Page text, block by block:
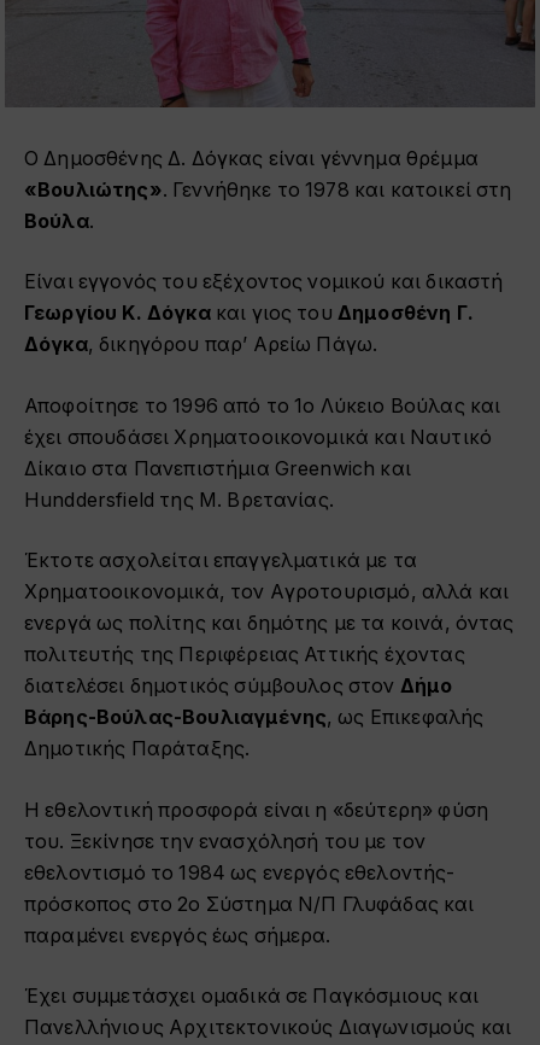
Ο Δημοσθένης Δ. Δόγκας είναι γέννημα θρέμμα
«Βουλιώτης». Γεννήθηκε το 1978 και κατοικεί στη
Βούλα.
Είναι εγγονός του εξέχοντος νομικού και δικαστή
Γεωργίου Κ. Δόγκακαι γιος του Δημοσθένη Γ.
Δόγκα, δικηγόρου παρ’ Αρείω Πάγω.
Αποφοίτησε το 1996 από το 1ο Λύκειο Βούλας και
έχει σπουδάσει Χρηματοοικονομικά και Ναυτικό
Δίκαιο στα Πανεπιστήμια Greenwich και
Hunddersfield της Μ. Βρετανίας.
Έκτοτε ασχολείται επαγγελματικά με τα
Xρηματοoικονομικά, τον Aγροτουρισμό, αλλά και
ενεργά ως πολίτης και δημότης με τα κοινά, όντας
πολιτευτής της Περιφέρειας Αττικής έχοντας
διατελέσει δημοτικός σύμβουλος στον Δήμο
Βάρης-Βούλας-Βουλιαγμένης, ως Επικεφαλής
Δημοτικής Παράταξης.
Η εθελοντική προσφορά είναι η «δεύτερη» φύση
του. Ξεκίνησε την ενασχόλησή του με τον
εθελοντισμό το 1984 ως ενεργός εθελοντής-
πρόσκοπος στο 2ο Σύστημα Ν/Π Γλυφάδας και
παραμένει ενεργός έως σήμερα.
Έχει συμμετάσχει ομαδικά σε Παγκόσμιους και
Πανελλήνιους Αρχιτεκτονικούς Διαγωνισμούς και